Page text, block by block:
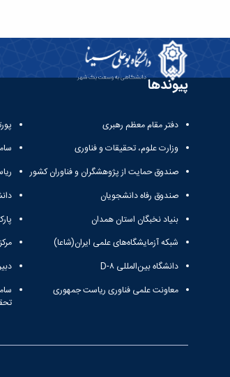
پیوندها
دفتر مقام معظم رهبری
وزارت علوم، تحقیقات و فناوری
صندوق حمایت از پژوهشگران و فناوران کشور
صندوق رفاه دانشجویان
بنیاد نخبگان استان همدان
شبکه آزمایشگاه‌های علمی ایران(شاعا)
دانشگاه بین‌المللی D-۸
معاونت علمی فناوری ریاست جمهوری